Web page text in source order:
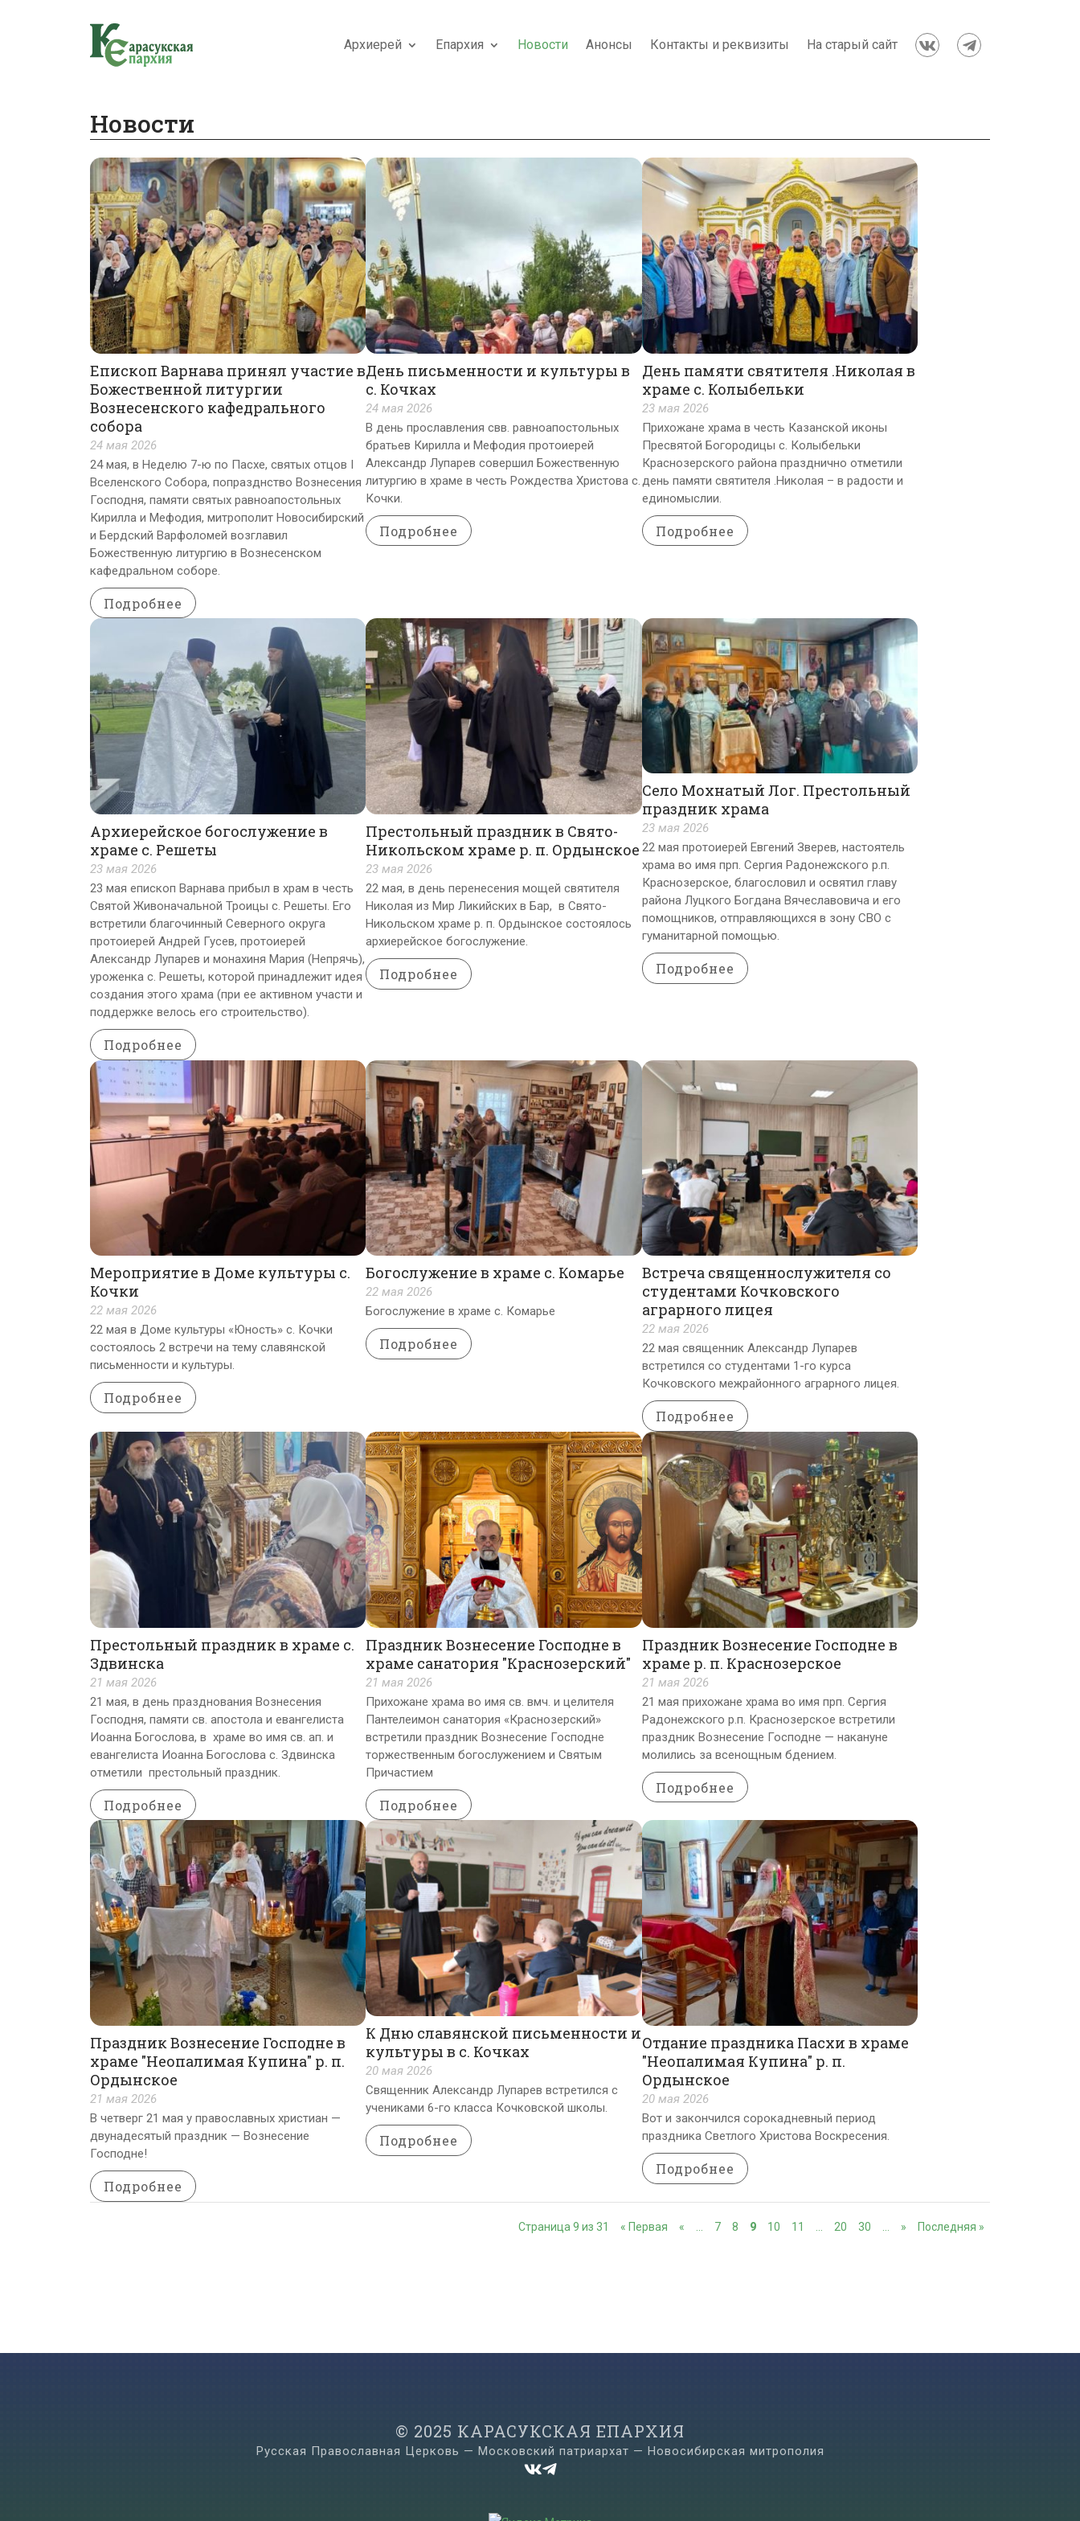
Архиерей Епархия Новости Анонсы Контакты и реквизиты На старый сайт  
Новости
Епископ Варнава принял участие в
Божественной литургии
Вознесенского кафедрального
собора
24 мая 2026
24 мая, в Неделю 7-ю по Пасхе, святых отцов I
Вселенского Собора, попразднство Вознесения
Господня, памяти святых равноапостольных
Кирилла и Мефодия, митрополит Новосибирский
и Бердский Варфоломей возглавил
Божественную литургию в Вознесенском
кафедральном соборе.
Подробнее
День письменности и культуры в
с. Кочках
24 мая 2026
В день прославления свв. равноапостольных
братьев Кирилла и Мефодия протоиерей
Александр Лупарев совершил Божественную
литургию в храме в честь Рождества Христова с.
Кочки.
Подробнее
День памяти святителя .Николая в
храме с. Колыбельки
23 мая 2026
Прихожане храма в честь Казанской иконы
Пресвятой Богородицы с. Колыбельки
Краснозерского района празднично отметили
день памяти святителя .Николая – в радости и
единомыслии.
Подробнее
Архиерейское богослужение в
храме с. Решеты
23 мая 2026
23 мая епископ Варнава прибыл в храм в честь
Святой Живоначальной Троицы с. Решеты. Его
встретили благочинный Северного округа
протоиерей Андрей Гусев, протоиерей
Александр Лупарев и монахиня Мария (Непрячь),
уроженка с. Решеты, которой принадлежит идея
создания этого храма (при ее активном участи и
поддержке велось его строительство).
Подробнее
Престольный праздник в Свято-
Никольском храме р. п. Ордынское
23 мая 2026
22 мая, в день перенесения мощей святителя
Николая из Мир Ликийских в Бар, в Свято-
Никольском храме р. п. Ордынское состоялось
архиерейское богослужение.
Подробнее
Село Мохнатый Лог. Престольный
праздник храма
23 мая 2026
22 мая протоиерей Евгений Зверев, настоятель
храма во имя прп. Сергия Радонежского р.п.
Краснозерское, благословил и освятил главу
района Луцкого Богдана Вячеславовича и его
помощников, отправляющихся в зону СВО с
гуманитарной помощью.
Подробнее
Мероприятие в Доме культуры с.
Кочки
22 мая 2026
22 мая в Доме культуры «Юность» с. Кочки
состоялось 2 встречи на тему славянской
письменности и культуры.
Подробнее
Богослужение в храме с. Комарье
22 мая 2026
Богослужение в храме с. Комарье
Подробнее
Встреча священнослужителя со
студентами Кочковского
аграрного лицея
22 мая 2026
22 мая священник Александр Лупарев
встретился со студентами 1-го курса
Кочковского межрайонного аграрного лицея.
Подробнее
Престольный праздник в храме с.
Здвинска
21 мая 2026
21 мая, в день празднования Вознесения
Господня, памяти св. апостола и евангелиста
Иоанна Богослова, в храме во имя св. ап. и
евангелиста Иоанна Богослова с. Здвинска
отметили престольный праздник.
Подробнее
Праздник Вознесение Господне в
храме санатория "Краснозерский"
21 мая 2026
Прихожане храма во имя св. вмч. и целителя
Пантелеимон санатория «Краснозерский»
встретили праздник Вознесение Господне
торжественным богослужением и Святым
Причастием
Подробнее
Праздник Вознесение Господне в
храме р. п. Краснозерское
21 мая 2026
21 мая прихожане храма во имя прп. Сергия
Радонежского р.п. Краснозерское встретили
праздник Вознесение Господне — накануне
молились за всенощным бдением.
Подробнее
Праздник Вознесение Господне в
храме "Неопалимая Купина" р. п.
Ордынское
21 мая 2026
В четверг 21 мая у православных христиан —
двунадесятый праздник — Вознесение
Господне!
Подробнее
К Дню славянской письменности и
культуры в с. Кочках
20 мая 2026
Священник Александр Лупарев встретился с
учениками 6-го класса Кочковской школы.
Подробнее
Отдание праздника Пасхи в храме
"Неопалимая Купина" р. п.
Ордынское
20 мая 2026
Вот и закончился сорокадневный период
праздника Светлого Христова Воскресения.
Подробнее
Страница 9 из 31 « Первая « 7 8 9 10 11 20 30 » Последняя »
© 2025 КАРАСУКСКАЯ ЕПАРХИЯ
Русская Православная Церковь — Московский патриархат — Новосибирская митрополия
